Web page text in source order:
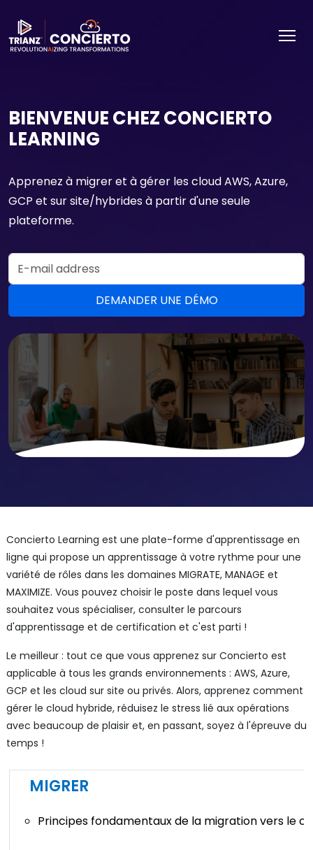
BIENVENUE CHEZ CONCIERTO
LEARNING
Apprenez à migrer et à gérer les cloud AWS, Azure,
GCP et sur site/hybrides à partir d'une seule
plateforme.
Email Address
Concierto Learning est une plate-forme d'apprentissage en
ligne qui propose un apprentissage à votre rythme pour une
variété de rôles dans les domaines MIGRATE, MANAGE et
MAXIMIZE. Vous pouvez choisir le poste dans lequel vous
souhaitez vous spécialiser, consulter le parcours
d'apprentissage et de certification et c'est parti !
Le meilleur : tout ce que vous apprenez sur Concierto est
applicable à tous les grands environnements : AWS, Azure,
GCP et les cloud sur site ou privés. Alors, apprenez comment
gérer le cloud hybride, réduisez le stress lié aux opérations
avec beaucoup de plaisir et, en passant, soyez à l'épreuve du
temps !
MIGRER
Principes fondamentaux de la migration vers le